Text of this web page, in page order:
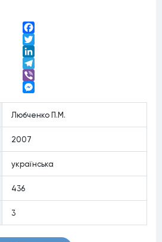
Facebook
Twitter
LinkedIn
Telegram
Viber
Любченко П.М.
2007
українська
436
3